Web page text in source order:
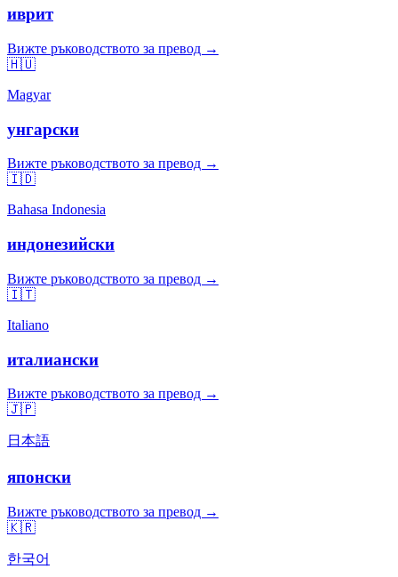
иврит
Вижте ръководството за превод →
🇭🇺
Magyar
унгарски
Вижте ръководството за превод →
🇮🇩
Bahasa Indonesia
индонезийски
Вижте ръководството за превод →
🇮🇹
Italiano
италиански
Вижте ръководството за превод →
🇯🇵
日本語
японски
Вижте ръководството за превод →
🇰🇷
한국어